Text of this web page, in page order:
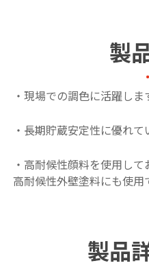
製
・現場での調色に活躍しま
・長期貯蔵安定性に優れて
・高耐候性顔料を使用し
高耐候性外壁塗料にも使用
製品